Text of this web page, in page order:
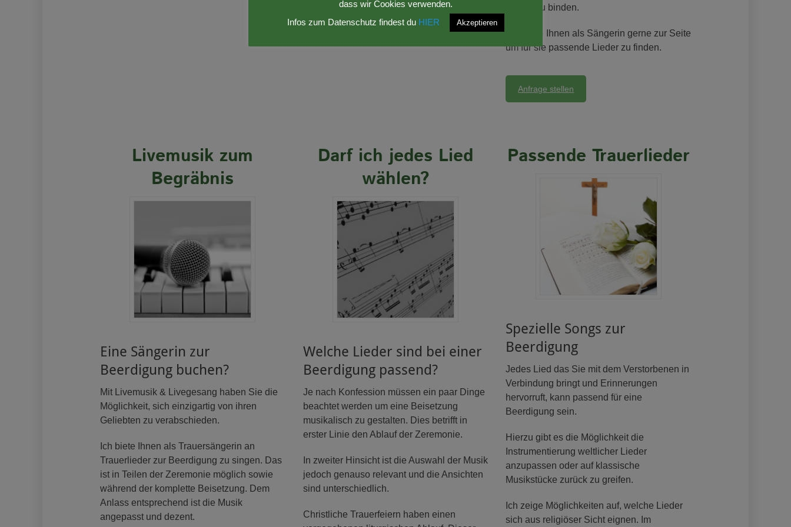
mit ein zu binden.
Ich stehe Ihnen als Sängerin gerne zur Seite
um für sie passende Lieder zu finden.
Anfrage stellen
Livemusik zum
Begräbnis
Eine Sängerin zur
Beerdigung buchen?
Mit Livemusik & Livegesang haben Sie die
Möglichkeit, sich einzigartig von ihren
Geliebten zu verabschieden.
Ich biete Ihnen als Trauersängerin an
Trauerlieder zur Beerdigung zu singen. Das
ist in Teilen der Zeremonie möglich sowie
während der komplette Beisetzung. Dem
Anlass entsprechend ist die Musik
angepasst und dezent.
Darf ich jedes Lied
wählen?
Welche Lieder sind bei einer
Beerdigung passend?
Je nach Konfession müssen ein paar Dinge
beachtet werden um eine Beisetzung
musikalisch zu gestalten. Dies betrifft in
erster Linie den Ablauf der Zeremonie.
In zweiter Hinsicht ist die Auswahl der Musik
jedoch genauso relevant und die Ansichten
sind unterschiedlich.
Christliche Trauerfeiern haben einen
Passende Trauerlieder
Spezielle Songs zur
Beerdigung
Jedes Lied das Sie mit dem Verstorbenen in
Verbindung bringt und Erinnerungen
hervorruft, kann passend für eine
Beerdigung sein.
Hierzu gibt es die Möglichkeit die
Instrumentierung weltlicher Lieder
anzupassen oder auf klassische
Musikstücke zurück zu greifen.
Ich zeige Möglichkeiten auf, welche Lieder
sich aus religiöser Sicht eignen. Im
dass wir Cookies verwenden.
Infos zum Datenschutz findest du HIER Akzeptieren